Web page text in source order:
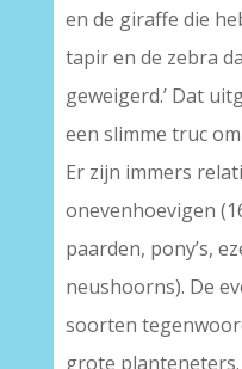
en de giraffe die
tapir en de zebra
geweigerd.’ Dat
een slimme truc
Er zijn immers
onevenhoevigen
paarden, pony’s,
neushoorns). De
soorten
grote